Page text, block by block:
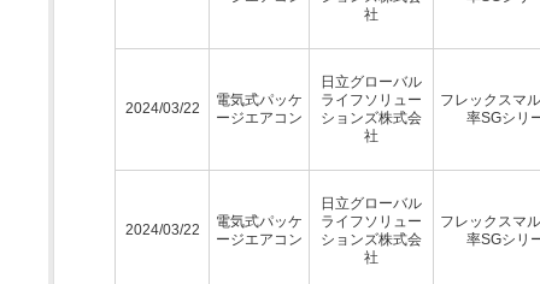
社
2024/03/22
電気式パッケ
ージエアコン
日立グローバル
ライフソリュー
ションズ株式会
社
フレックスマ
率SGシリ
2024/03/22
電気式パッケ
ージエアコン
日立グローバル
ライフソリュー
ションズ株式会
社
フレックスマ
率SGシリ